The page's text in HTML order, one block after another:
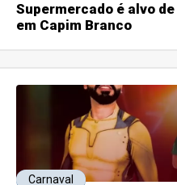
Supermercado é alvo
em Capim Branco
Carnaval